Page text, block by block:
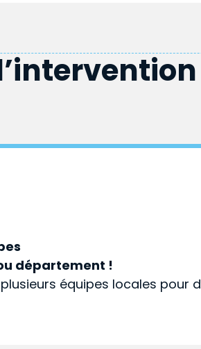
département !
équipes locales pour